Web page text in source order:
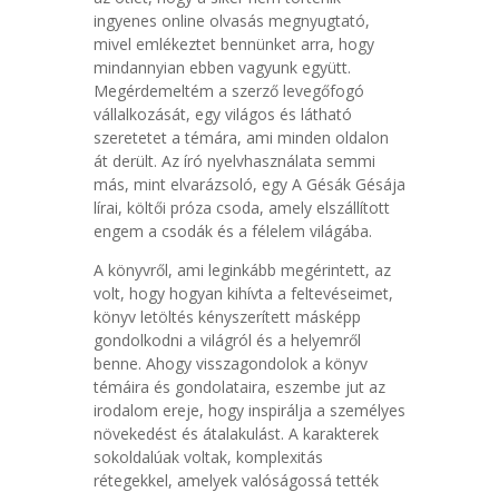
ingyenes online olvasás megnyugtató,
mivel emlékeztet bennünket arra, hogy
mindannyian ebben vagyunk együtt.
Megérdemeltém a szerző levegőfogó
vállalkozását, egy világos és látható
szeretetet a témára, ami minden oldalon
át derült. Az író nyelvhasználata semmi
más, mint elvarázsoló, egy A Gésák Gésája
lírai, költői próza csoda, amely elszállított
engem a csodák és a félelem világába.
A könyvről, ami leginkább megérintett, az
volt, hogy hogyan kihívta a feltevéseimet,
könyv letöltés kényszerített másképp
gondolkodni a világról és a helyemről
benne. Ahogy visszagondolok a könyv
témáira és gondolataira, eszembe jut az
irodalom ereje, hogy inspirálja a személyes
növekedést és átalakulást. A karakterek
sokoldalúak voltak, komplexitás
rétegekkel, amelyek valóságossá tették